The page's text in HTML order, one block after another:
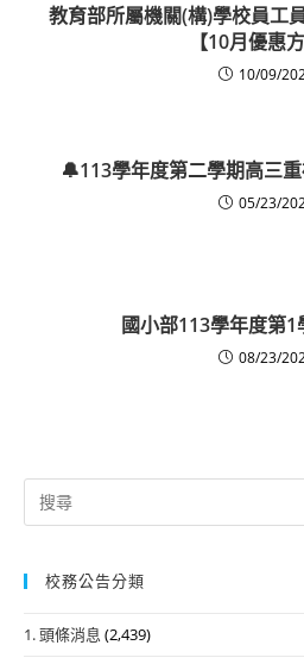
教育部所屬機關(構)學校員工
【10月優惠方
10/09/
🔔113學年度第二學期高三
05/23/
國小部113學年度第1
08/23/
Search
for:
校務公告分類
1. 頭條消息 (2,439)